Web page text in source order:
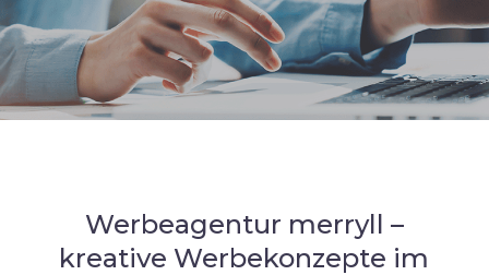
Werbeagentur merryll –
kreative Werbekonzepte im